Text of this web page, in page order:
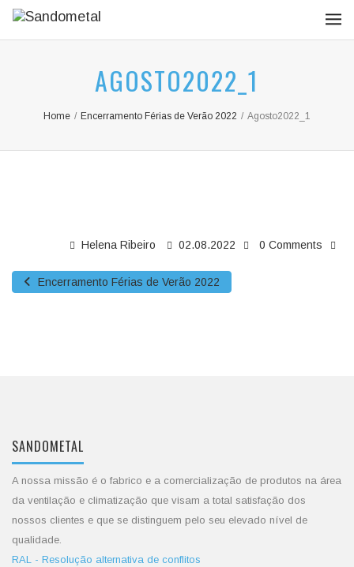
AGOSTO2022_1
Home / Encerramento Férias de Verão 2022 / Agosto2022_1
Helena Ribeiro 02.08.2022 0 Comments
Encerramento Férias de Verão 2022
SANDOMETAL
A nossa missão é o fabrico e a comercialização de produtos na área
da ventilação e climatização que visam a total satisfação dos
nossos clientes e que se distinguem pelo seu elevado nível de
qualidade.
RAL - Resolução alternativa de conflitos